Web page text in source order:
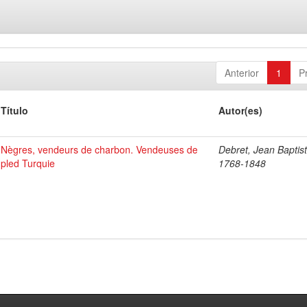
Anterior 1
Título Autor(es)
Nègres, vendeurs de charbon. Vendeuses de
pled Turquie
Debret, Jean
1768-1848